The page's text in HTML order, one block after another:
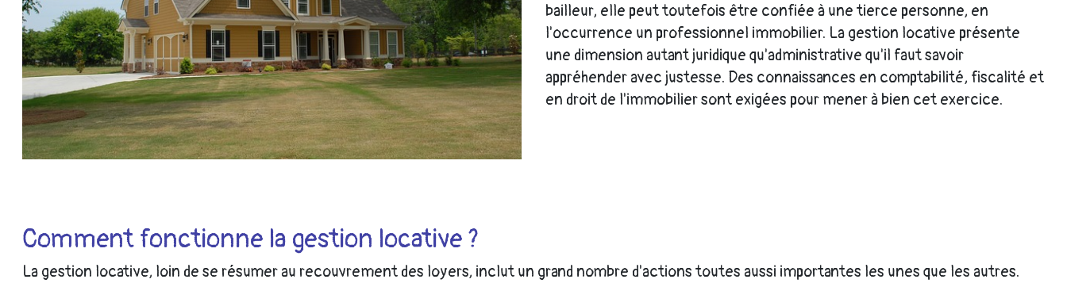
bailleur, elle peut toutefois être confiée à une tierce personne, en
l'occurrence un professionnel immobilier. La gestion locative présente
une dimension autant juridique qu'administrative qu'il faut savoir
appréhender avec justesse. Des connaissances en comptabilité, fiscalité et
en droit de l'immobilier sont exigées pour mener à bien cet exercice.
Comment fonctionne la gestion locative ?
La gestion locative, loin de se résumer au recouvrement des loyers, inclut un grand nombre d'actions toutes aussi importantes les unes que les autres.